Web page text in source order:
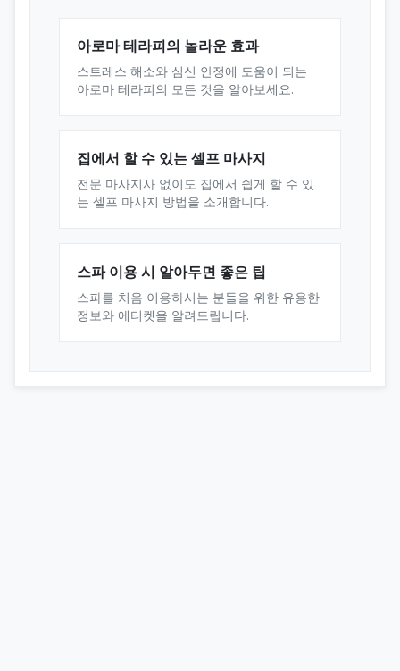
아로마 테라피의 놀라운 효과
스트레스 해소와 심신 안정에 도움이 되는
아로마 테라피의 모든 것을 알아보세요.
집에서 할 수 있는 셀프 마사지
전문 마사지사 없이도 집에서 쉽게 할 수 있
는 셀프 마사지 방법을 소개합니다.
스파 이용 시 알아두면 좋은 팁
스파를 처음 이용하시는 분들을 위한 유용한
정보와 에티켓을 알려드립니다.